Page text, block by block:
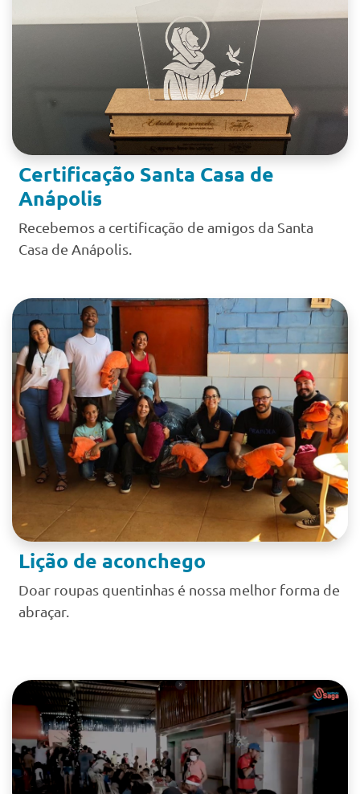
Certificação Santa Casa de
Anápolis
Recebemos a certificação de amigos da Santa
Casa de Anápolis.
Lição de aconchego
Doar roupas quentinhas é nossa melhor forma de
abraçar.